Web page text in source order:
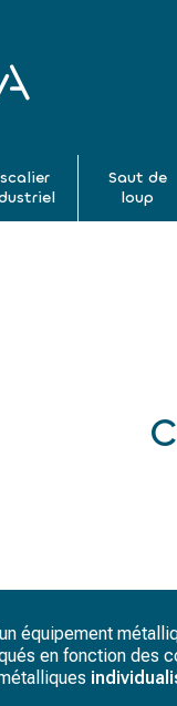
Saut de
loup
équipement
en fonction des